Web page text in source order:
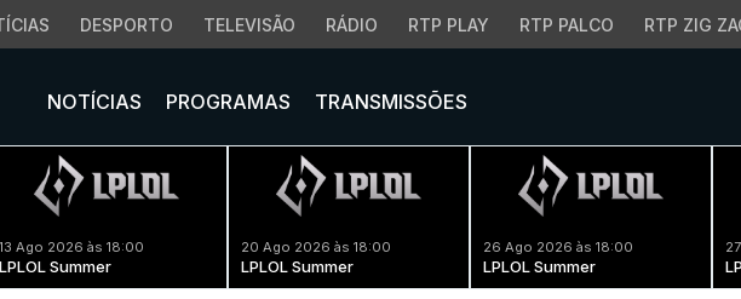
DESPORTO TELEVISÃO RÁDIO RTP PLAY RTP PALCO RTP ZIG
NOTÍCIAS PROGRAMAS TRANSMISSÕES
13 Ago 2026 às 18:00
LPLOL Summer
20 Ago 2026 às 18:00
LPLOL Summer
26 Ago 2026 às 18:00
LPLOL Summer